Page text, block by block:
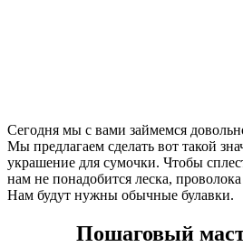
Сегодня мы с вами займемся
Мы предлагаем сделать вот такой
украшение для сумочки. Чтобы
нам не понадобится леска,
Нам будут нужны обычные булавки.
Пошаговый